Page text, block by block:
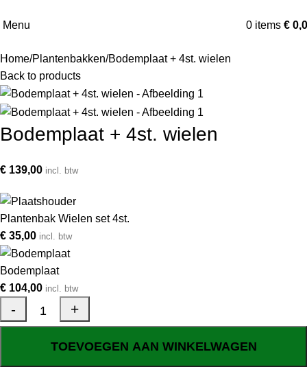
Menu 0 items €
Home Plantenbakken Bodemplaat + 4st. wielen
Back to products
Bodemplaat + 4st. wielen
€ 139,00 incl. btw
Plantenbak Wielen set 4st.
€ 35,00 incl. btw
Bodemplaat
€ 104,00 incl. btw
TOEVOEGEN AAN WINKELWAGEN